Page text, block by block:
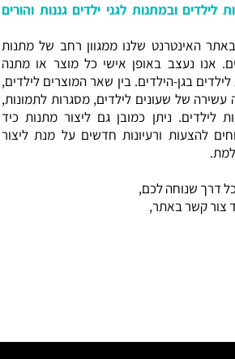
לילדים ובמתנות לגני ילדיםגננות והורים
האינטרנט שלנו ממגוון רחב של מתנות
אנו נעצב באופן אישי כל מוצר או מתנה
בגן-הילדים. בין שאר המוצרים לילדים,
עשירה של שעונים לילדים, מסגרות לתמונות,
לילדים. ניתן כמובן גם ליצור מתנות כיד
להצעות ורעיונות חדשים על מנת ליצור
דרך שנוחה לכם,
צור קשר באתר,